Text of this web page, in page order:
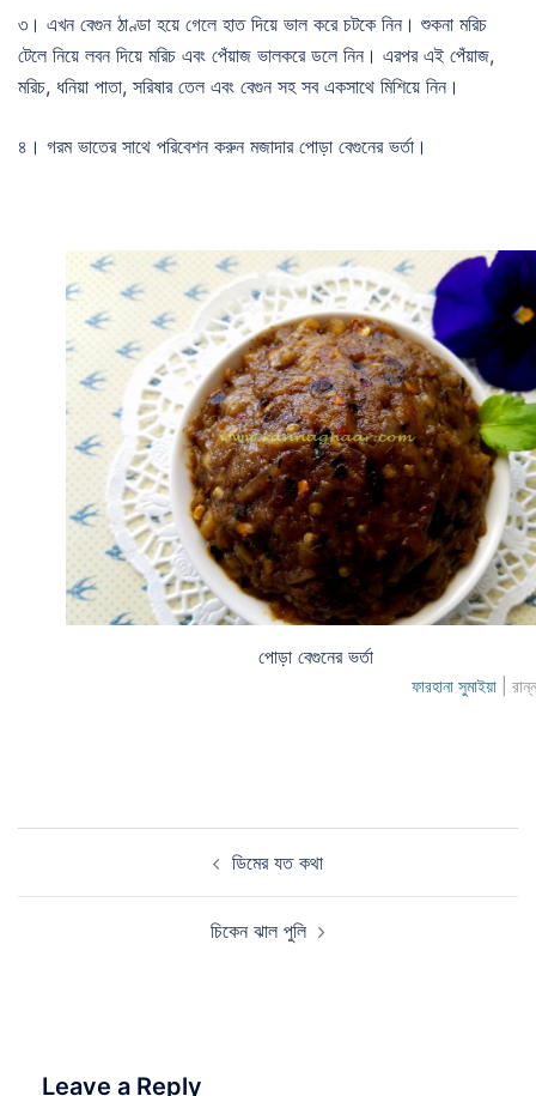
৩। এখন বেগুন ঠাণ্ডা হয়ে গেলে হাত দিয়ে ভাল করে চটকে নিন। শুকনা মরিচ
টেলে নিয়ে লবন দিয়ে মরিচ এবং পেঁয়াজ ভালকরে ডলে নিন। এরপর এই পেঁয়াজ,
মরিচ, ধনিয়া পাতা, সরিষার তেল এবং বেগুন সহ সব একসাথে মিশিয়ে নিন।
৪। গরম ভাতের সাথে পরিবেশন করুন মজাদার পোড়া বেগুনের ভর্তা।
পোড়া বেগুনের ভর্তা
ফারহানা সুমাইয়া |
ডিমের যত কথা
চিকেন ঝাল পুলি
Leave a Reply